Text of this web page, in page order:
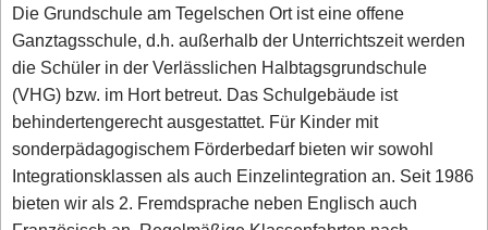
Die Grundschule am Tegelschen Ort ist eine offene
Ganztagsschule, d.h. außerhalb der Unterrichtszeit werden
die Schüler in der Verlässlichen Halbtagsgrundschule
(VHG) bzw. im Hort betreut. Das Schulgebäude ist
behindertengerecht ausgestattet. Für Kinder mit
sonderpädagogischem Förderbedarf bieten wir sowohl
Integrationsklassen als auch Einzelintegration an. Seit 1986
bieten wir als 2. Fremdsprache neben Englisch auch